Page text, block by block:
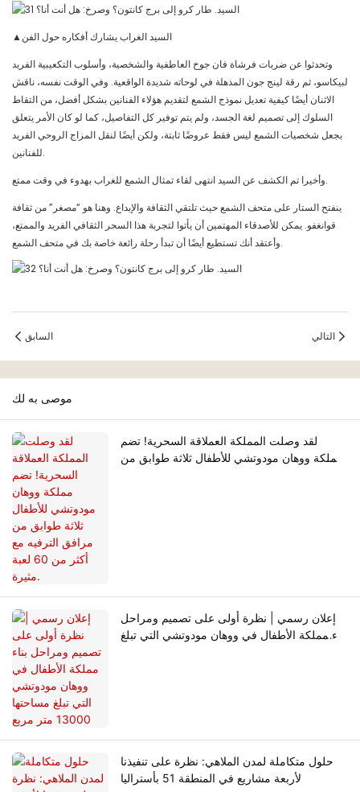
▲السيد الغراب يشارك أفكاره حول الفن
وتحدثوا عن ضربات فرشاة فان جوخ العاطفية والشخصية، وأسلوب التكعيبية الفريد
لبيكاسو، ثم رقة لينج جون المذهلة في لوحاته شديدة الواقعية. وفي الوقت نفسه، ناقش
الاثنان أيضًا كيفية تعديل نموذج الشمع لتقديم هؤلاء الفنانين بشكل أفضل، من التقاط
السلوك إلى تصميم لغة الجسد، ولم يتم توفير كل التفاصيل، كما لو كان الأمر يتعلق
بجعل شخصيات الشمع ليس فقط عروضًا ثابتة، ولكن أيضًا لنقل المزاج الروحي الفريد
للفنانين.
وأخيرا تم الكشف عن السيد انتهى لقاء تمثال الشمع للغراب بهدوء في وقت ممتع.
ينفتح الستار على متحف الشمع حيث تلتقي الثقافة والإبداع. وهنا هو “مصغر” من ثقافة
قوانغفو. يمكن للأصدقاء المهتمين أن يأتوا لتجربة هذا السحر الثقافي الفريد والممتع،
وأعتقد أنك تستطيع أيضًا أن تبدأ رحلة رائعة خاصة بك في متحف الشمع.
السابق التالي
موصى به لك
لقد وصلت المملكة العملاقة السحرية! تضم
مملكة ووهان مودوتشي للأطفال ثلاثة طوابق من
إعلان رسمي | نظرة أولى على تصميم ومراحل
بناء مملكة الأطفال في ووهان مودوتشي التي تبلغ
حلول متكاملة لمدن الملاهي: نظرة على تنفيذنا
لأربعة مشاريع في المنطقة 51 بأستراليا